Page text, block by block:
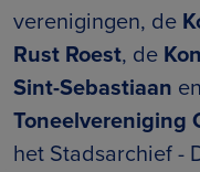
verenigingen, de
Rust Roest, de
Sint-Sebastiaan
Toneelvereniging
het Stadsarchief -